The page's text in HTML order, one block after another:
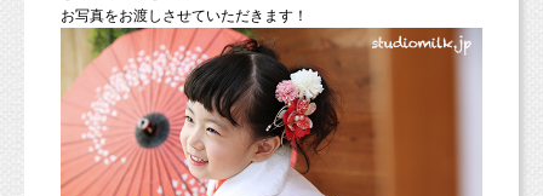
お写真をお渡しさせていただきます！